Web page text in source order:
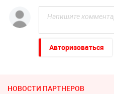
Авторизоваться
НОВОСТИ ПАРТНЕРОВ